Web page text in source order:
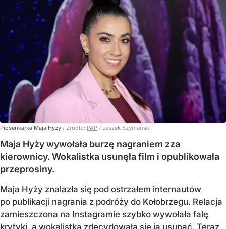
Piosenkarka Maja Hyży / Źródło: PAP / Leszek Szymański
Maja Hyży wywołała burzę nagraniem zza
kierownicy. Wokalistka usunęła film i opublikowała
przeprosiny.
Maja Hyży znalazła się pod ostrzałem internautów
po publikacji nagrania z podróży do Kołobrzegu. Relacja
zamieszczona na Instagramie szybko wywołała falę